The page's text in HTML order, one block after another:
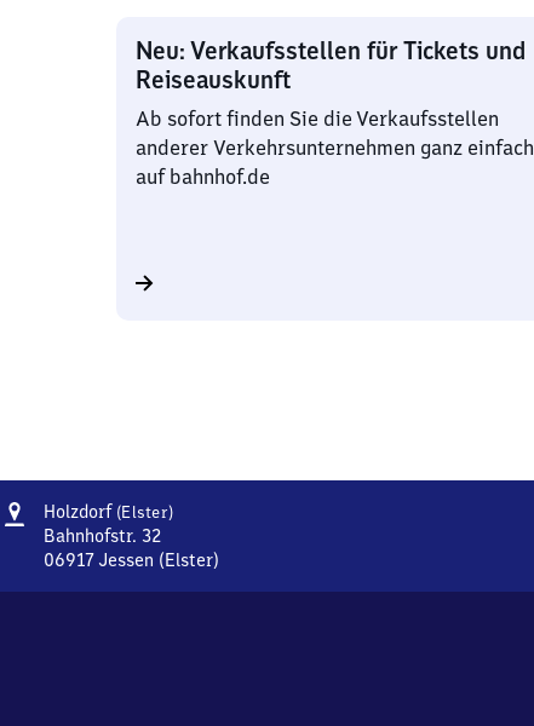
Neu: Verkaufsstellen für Tickets und
Reiseauskunft
Ab sofort finden Sie die Verkaufsstellen
anderer Verkehrsunternehmen ganz einfach
auf bahnhof.de
Adresse
Holzdorf (Elster)Holzdorf
Bahnhofstr. 32
06917 Jessen (Elster)